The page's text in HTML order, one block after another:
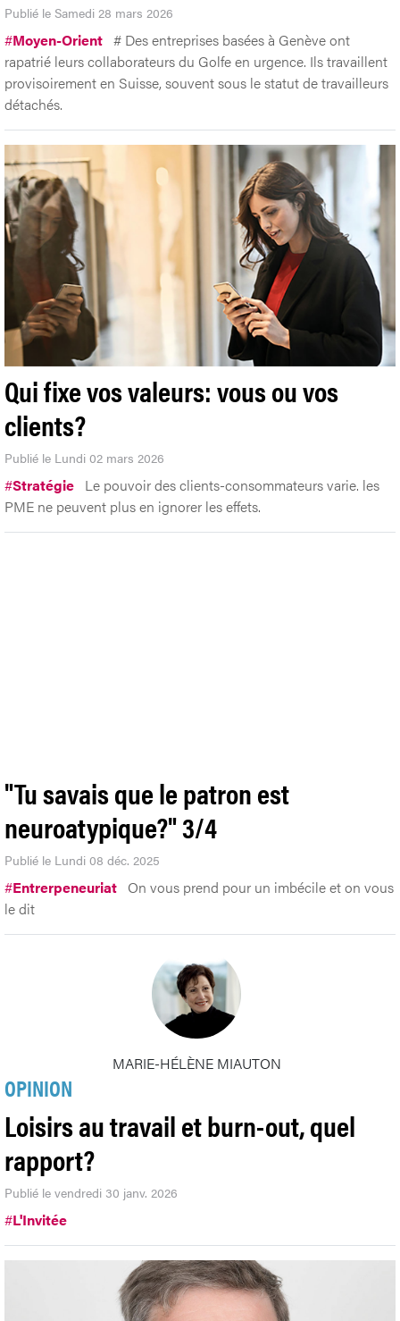
Publié le Samedi 28 mars 2026
#Moyen-Orient # Des entreprises basées à Genève ont
rapatrié leurs collaborateurs du Golfe en urgence. Ils travaillent
provisoirement en Suisse, souvent sous le statut de travailleurs
détachés.
Qui fixe vos valeurs: vous ou vos
clients?
Publié le Lundi 02 mars 2026
#Stratégie Le pouvoir des clients-consommateurs varie. les
PME ne peuvent plus en ignorer les effets.
"Tu savais que le patron est
neuroatypique?" 3/4
Publié le Lundi 08 déc. 2025
#Entrerpeneuriat On vous prend pour un imbécile et on vous
le dit
MARIE-HÉLÈNE MIAUTON
OPINION
Loisirs au travail et burn-out, quel
rapport?
Publié le vendredi 30 janv. 2026
#L'Invitée